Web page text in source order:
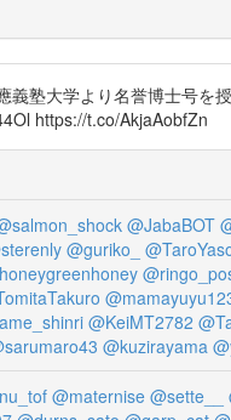
義塾大学より名誉博士号を
https://t.co/AkjaAobfZn
@JabaBOT
@guriko_
@KeiMT2782
@kuzirayama
@maternise @sette__